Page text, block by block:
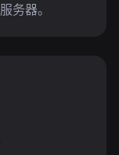
务器。